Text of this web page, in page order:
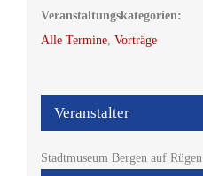
Veranstaltungskategorien:
Alle Termine, Vorträge
Veranstalter
Stadtmuseum Bergen auf Rügen